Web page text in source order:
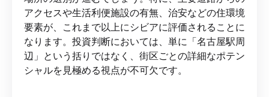
アクセスや生活利便施設の有無、治安などの住環境
要素が、これまで以上にシビアに評価されることに
なります。投資判断においては、単に「名古屋駅周
辺」という括りではなく、街区ごとの詳細なポテン
シャルを見極める視点が不可欠です。